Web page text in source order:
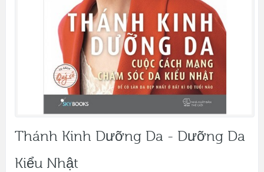
Thánh Kinh Dưỡng Da - Dưỡng Da
Kiểu Nhật